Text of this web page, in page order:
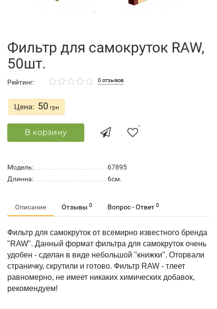
Фильтр для самокруток RAW,
50шт.
Рейтинг: 0 отзывов
Цена: 50 грн
В корзину
Модель:
67895
Длинна:
6см.
Описание Отзывы 0 Вопрос - Ответ 0
Фильтр для самокруток от всемирно известного бренда
"RAW". Данный формат фильтра для самокруток очень
удобен - сделан в виде небольшой "книжки". Оторвали
страничку, скрутили и готово. Фильтр RAW - тлеет
равномерно, не имеет никаких химических добавок,
рекомендуем!